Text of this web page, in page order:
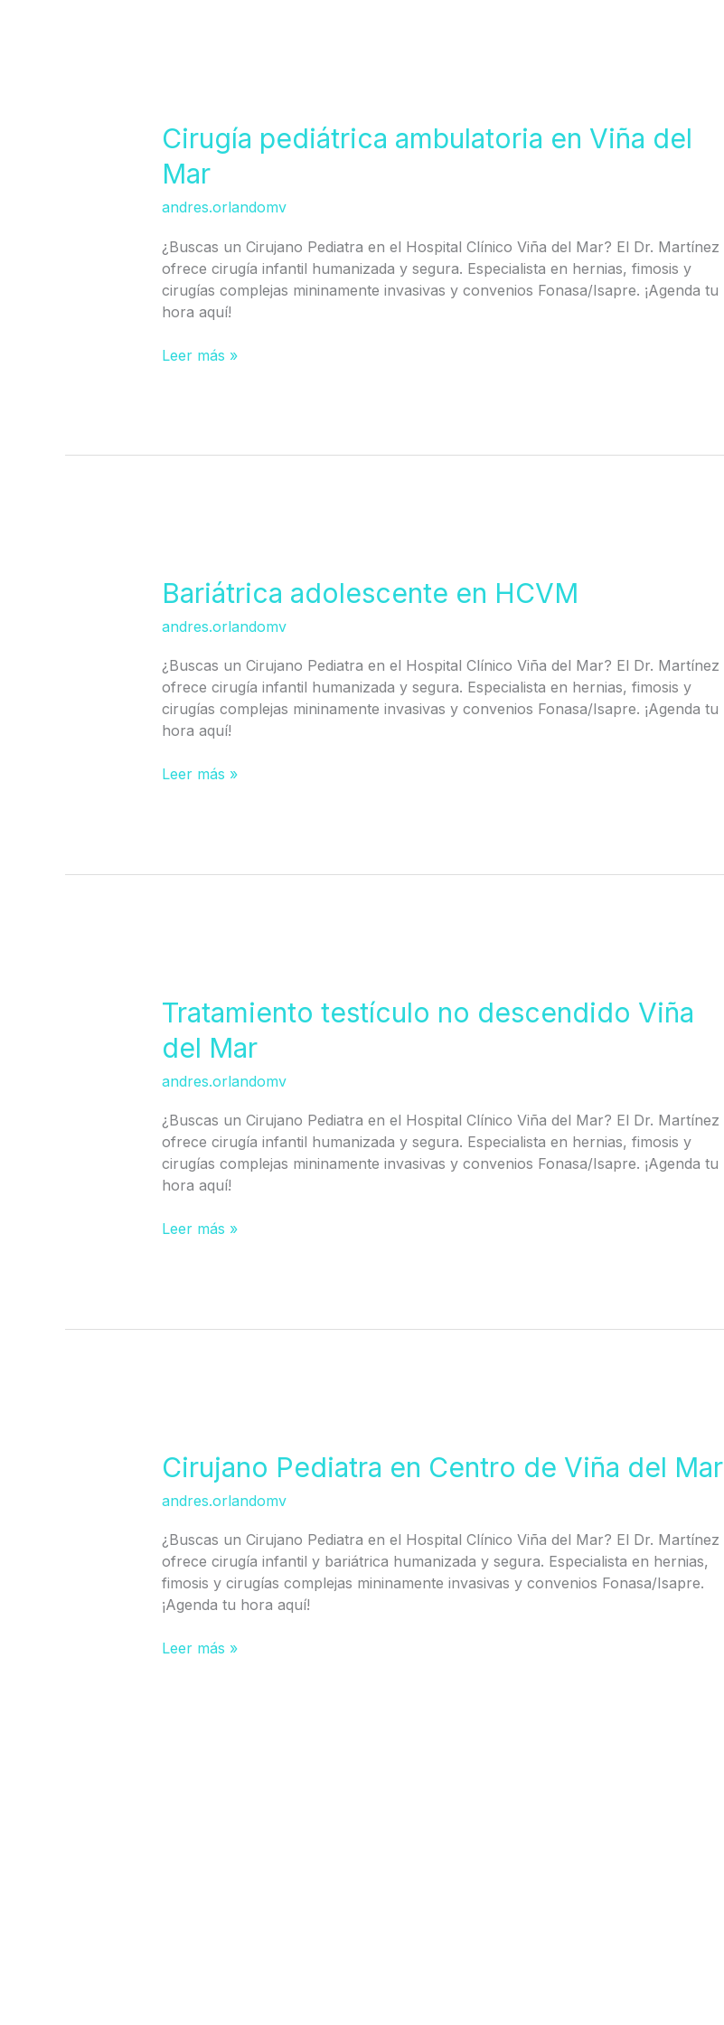
Cirugía pediátrica ambulatoria en Viña del
Mar
andres.orlandomv
¿Buscas un Cirujano Pediatra en el Hospital Clínico Viña del Mar? El Dr. Martínez
ofrece cirugía infantil humanizada y segura. Especialista en hernias, fimosis y
cirugías complejas mininamente invasivas y convenios Fonasa/Isapre. ¡Agenda tu
hora aquí!
ambulatoria
en
Viña
Mar
Leer más »
Bariátrica adolescente en HCVM
andres.orlandomv
¿Buscas un Cirujano Pediatra en el Hospital Clínico Viña del Mar? El Dr. Martínez
ofrece cirugía infantil humanizada y segura. Especialista en hernias, fimosis y
cirugías complejas mininamente invasivas y convenios Fonasa/Isapre. ¡Agenda tu
hora aquí!
en
HCVM
Leer más »
Tratamiento testículo no descendido Viña
del Mar
andres.orlandomv
¿Buscas un Cirujano Pediatra en el Hospital Clínico Viña del Mar? El Dr. Martínez
ofrece cirugía infantil humanizada y segura. Especialista en hernias, fimosis y
cirugías complejas mininamente invasivas y convenios Fonasa/Isapre. ¡Agenda tu
hora aquí!
no
descendido
Viña
Mar
Leer más »
Cirujano Pediatra en Centro de Viña del Mar
andres.orlandomv
¿Buscas un Cirujano Pediatra en el Hospital Clínico Viña del Mar? El Dr. Martínez
ofrece cirugía infantil y bariátrica humanizada y segura. Especialista en hernias,
fimosis y cirugías complejas mininamente invasivas y convenios Fonasa/Isapre.
¡Agenda tu hora aquí!
en
Centro
de
del
Mar
Leer más »